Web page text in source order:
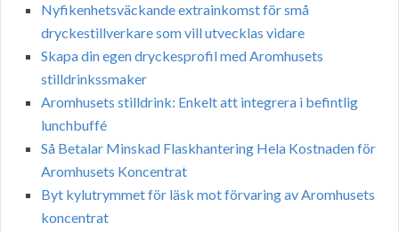
Nyfikenhetsväckande extrainkomst för små
dryckestillverkare som vill utvecklas vidare
Skapa din egen dryckesprofil med Aromhusets
stilldrinkssmaker
Aromhusets stilldrink: Enkelt att integrera i befintlig
lunchbuffé
Så Betalar Minskad Flaskhantering Hela Kostnaden för
Aromhusets Koncentrat
Byt kylutrymmet för läsk mot förvaring av Aromhusets
koncentrat